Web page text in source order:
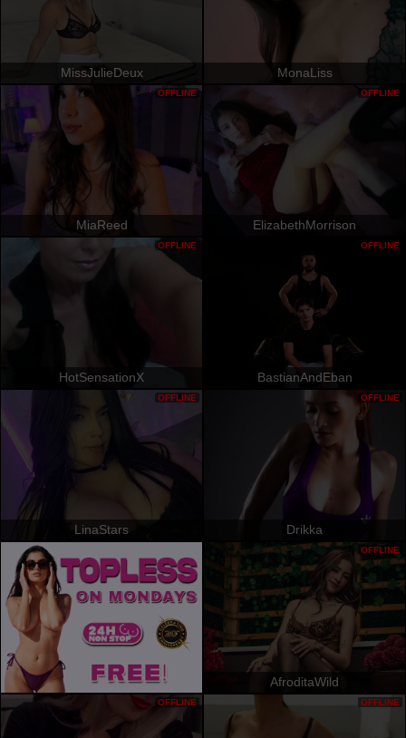
MissJulieDeux MonaLiss
MiaReed
OFFLINE
ElizabethMorrison
OFFLINE
HotSensationX
OFFLINE
BastianAndEban
OFFLINE
LinaStars
OFFLINE
Drikka
OFFLINE
AfroditaWild
OFFLINE
OFFLINE OFFLINE